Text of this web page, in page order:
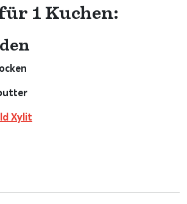
1 Kuchen:
Xylit